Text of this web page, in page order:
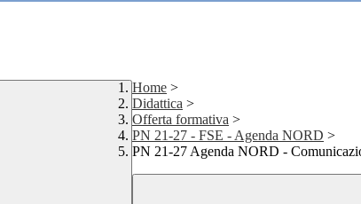
Home >
Didattica >
Offerta formativa >
PN 21-27 - FSE - Agenda NORD >
PN 21-27 Agenda NORD -